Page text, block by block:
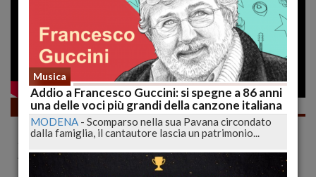
Fumetti
TOPOLINO con POLEMICA… è
SCANDALOSO (o no?) | FUMETTOPOLI con
ANNA | lucadeejay
Musica
Addio a Francesco Guccini: si spegne a 86 anni
una delle voci più grandi della canzone italiana
MODENA - Scomparso nella sua Pavana circondato
dalla famiglia, il cantautore lascia un patrimonio...